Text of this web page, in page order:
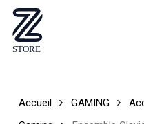
Skip
main
Accueil GAMING